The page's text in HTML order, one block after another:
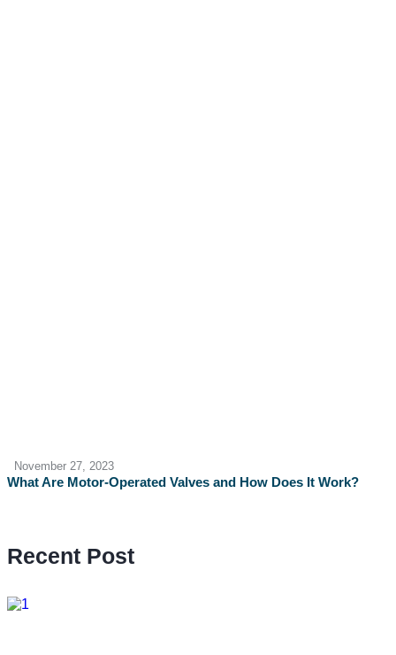
November 27, 2023
What Are Motor-Operated Valves and How Does It Work?
Recent Post